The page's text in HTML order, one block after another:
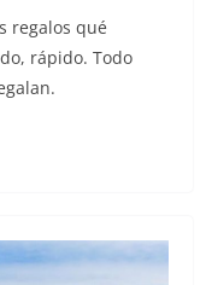
regalos qué
rápido. Todo